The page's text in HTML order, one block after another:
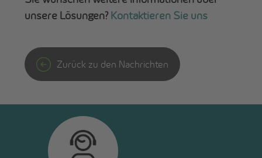
unsere Lösungen?Kontaktieren Sie uns
Zurück zu den Nachrichten